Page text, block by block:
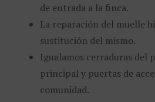
de entrada a la finca.
La reparación del muelle
sustitución del mismo.
Igualamos cerraduras del
principal y puertas de
comunidad.